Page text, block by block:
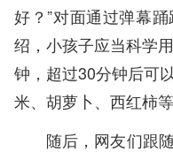
好？”对面通过弹幕
绍，小孩子应当科学
钟，超过30分钟后可
米、胡萝卜、西红柿
随后，网友们跟